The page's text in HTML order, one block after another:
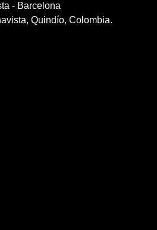
- Barcelona
Quindío, Colombia.